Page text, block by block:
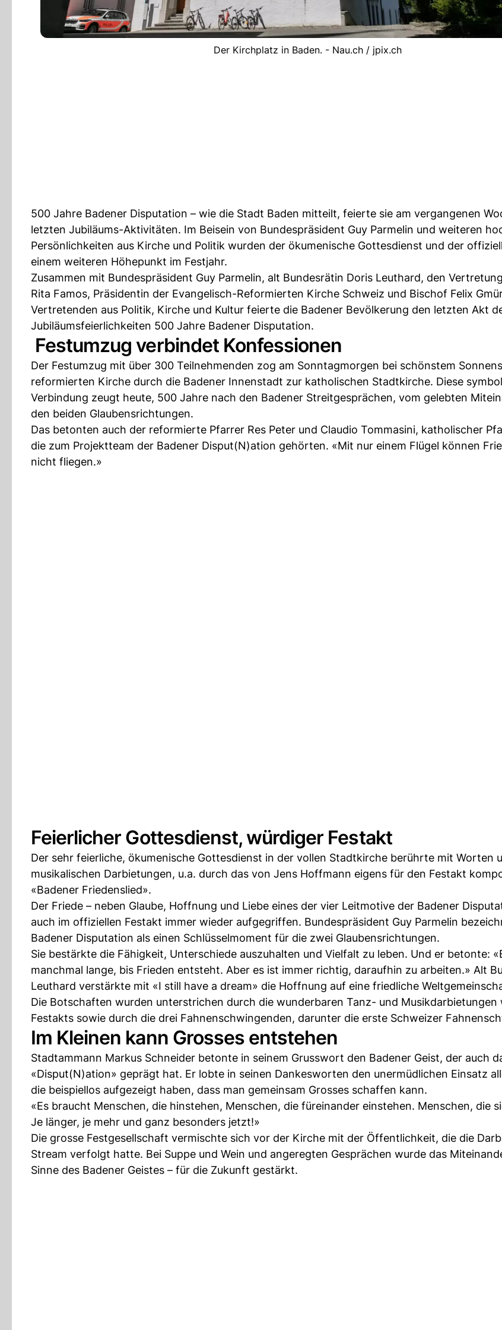
Der Kirchplatz in Baden. - Nau.ch / jpix.ch
500 Jahre Badener Disputation – wie die Stadt Baden mitteilt, feierte sie am vergangenen
letzten Jubiläums-Aktivitäten. Im Beisein von Bundespräsident Guy Parmelin und weiteren
Persönlichkeiten aus Kirche und Politik wurden der ökumenische Gottesdienst und der
einem weiteren Höhepunkt im Festjahr.
Zusammen mit Bundespräsident Guy Parmelin, alt Bundesrätin Doris Leuthard, den
Rita Famos, Präsidentin der Evangelisch-Reformierten Kirche Schweiz und Bischof Felix
Vertretenden aus Politik, Kirche und Kultur feierte die Badener Bevölkerung den letzten Akt
Jubiläumsfeierlichkeiten 500 Jahre Badener Disputation.
Festumzug verbindet Konfessionen
Der Festumzug mit über 300 Teilnehmenden zog am Sonntagmorgen bei schönstem
reformierten Kirche durch die Badener Innenstadt zur katholischen Stadtkirche. Diese
Verbindung zeugt heute, 500 Jahre nach den Badener Streitgesprächen, vom gelebten
den beiden Glaubensrichtungen.
Das betonten auch der reformierte Pfarrer Res Peter und Claudio Tommasini, katholischer
die zum Projektteam der Badener Disput(N)ation gehörten. «Mit nur einem Flügel können
nicht fliegen.»
Feierlicher Gottesdienst, würdiger Festakt
Der sehr feierliche, ökumenische Gottesdienst in der vollen Stadtkirche berührte mit Worten
musikalischen Darbietungen, u.a. durch das von Jens Hoffmann eigens für den Festakt
«Badener Friedenslied».
Der Friede – neben Glaube, Hoffnung und Liebe eines der vier Leitmotive der Badener
auch im offiziellen Festakt immer wieder aufgegriffen. Bundespräsident Guy Parmelin
Badener Disputation als einen Schlüsselmoment für die zwei Glaubensrichtungen.
Sie bestärkte die Fähigkeit, Unterschiede auszuhalten und Vielfalt zu leben. Und er betonte:
manchmal lange, bis Frieden entsteht. Aber es ist immer richtig, daraufhin zu arbeiten.» Alt
Leuthard verstärkte mit «I still have a dream» die Hoffnung auf eine friedliche
Die Botschaften wurden unterstrichen durch die wunderbaren Tanz- und Musikdarbietungen
Festakts sowie durch die drei Fahnenschwingenden, darunter die erste Schweizer
Im Kleinen kann Grosses entstehen
Stadtammann Markus Schneider betonte in seinem Grusswort den Badener Geist, der auch
«Disput(N)ation» geprägt hat. Er lobte in seinen Dankesworten den unermüdlichen Einsatz
die beispiellos aufgezeigt haben, dass man gemeinsam Grosses schaffen kann.
«Es braucht Menschen, die hinstehen, Menschen, die füreinander einstehen. Menschen, die
Je länger, je mehr und ganz besonders jetzt!»
Die grosse Festgesellschaft vermischte sich vor der Kirche mit der Öffentlichkeit, die die
Stream verfolgt hatte. Bei Suppe und Wein und angeregten Gesprächen wurde das
Sinne des Badener Geistes – für die Zukunft gestärkt.